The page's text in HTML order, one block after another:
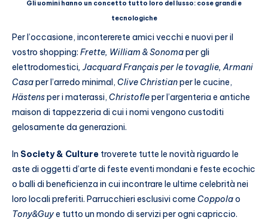
Gli uomini hanno un concetto tutto loro del lusso: cose grandi e
tecnologiche
Per l’occasione, incontererete amici vecchi e nuovi per il
vostro shopping: Frette, William & Sonomaper gli
elettrodomestici, Jacquard Français per le tovaglie, Armani
Casaper l’arredo minimal, Clive Christianper le cucine,
Hästensper i materassi, Christofleper l’argenteria e antiche
maison di tappezzeria di cui i nomi vengono custoditi
gelosamente da generazioni.
In Society & Culture troverete tutte le novità riguardo le
aste di oggetti d’arte di feste eventi mondani e feste ecochic
o balli di beneficienza in cui incontrare le ultime celebrità nei
loro locali preferiti. Parrucchieri esclusivi come Coppolao
Tony&Guye tutto un mondo di servizi per ogni capriccio.